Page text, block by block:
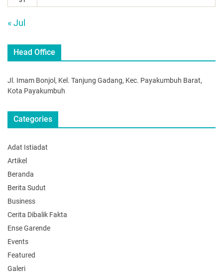
« Jul
Head Office
Jl. Imam Bonjol, Kel. Tanjung Gadang, Kec. Payakumbuh Barat,
Kota Payakumbuh
Categories
Adat Istiadat
Artikel
Beranda
Berita Sudut
Business
Cerita Dibalik Fakta
Ense Garende
Events
Featured
Galeri